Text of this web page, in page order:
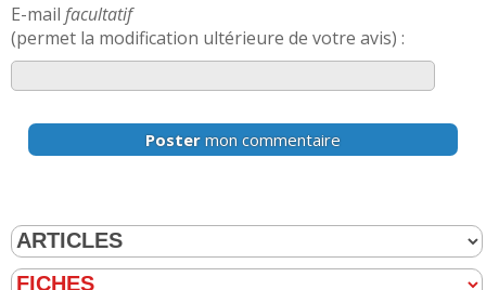
E-mail facultatif
(permet la modification ultérieure de votre avis) :
Poster mon commentaire